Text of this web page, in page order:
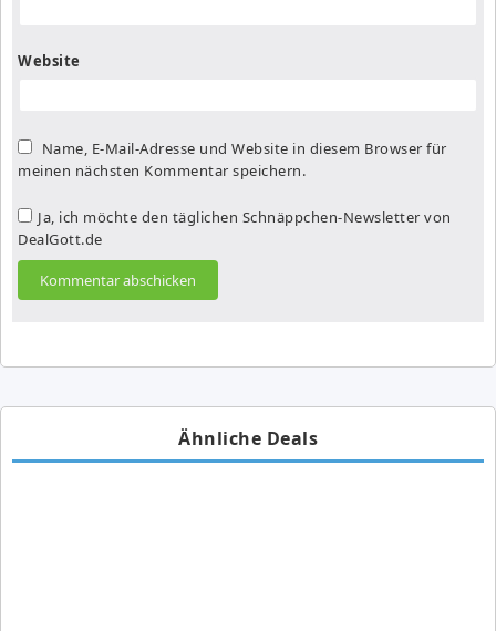
Website
Name, E-Mail-Adresse und Website in diesem Browser für
meinen nächsten Kommentar speichern.
Ja, ich möchte den täglichen Schnäppchen-Newsletter von
DealGott.de
Ähnliche Deals